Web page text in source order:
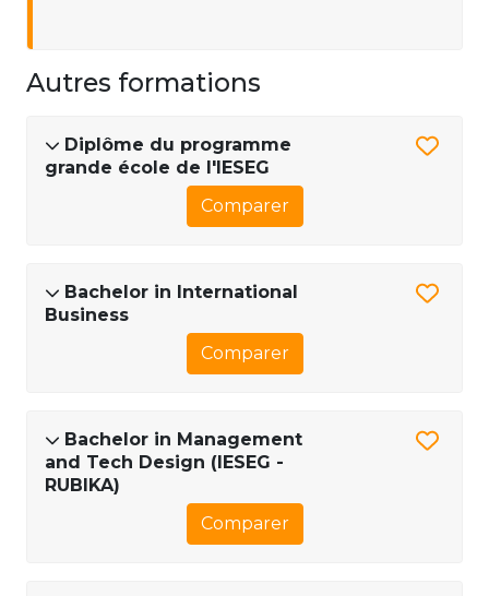
Autres formations
Diplôme du programme
grande école de l'IESEG
Comparer
Bachelor in International
Business
Comparer
Bachelor in Management
and Tech Design (IESEG -
RUBIKA)
Comparer